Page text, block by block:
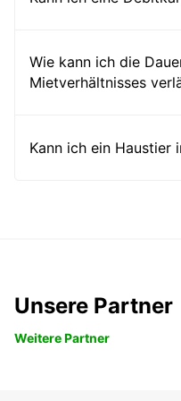
Wie kann ich die
Mietverhältnisses
Kann ich ein Haustier
Unsere Partner
Weitere Partner